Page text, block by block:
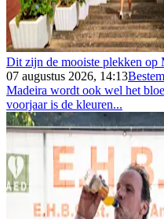
Dit zijn de mooiste plekken op
07 augustus 2026, 14:13
Madeira wordt ook wel het
voorjaar is de kleuren...